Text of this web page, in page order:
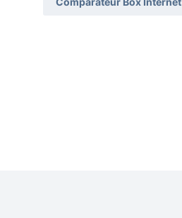
Comparateur Box Internet